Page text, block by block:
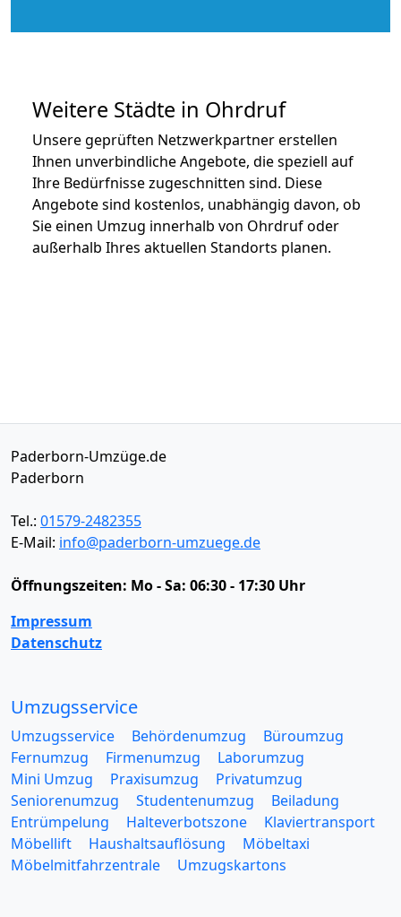
Weitere Städte in Ohrdruf
Unsere geprüften Netzwerkpartner erstellen
Ihnen unverbindliche Angebote, die speziell auf
Ihre Bedürfnisse zugeschnitten sind. Diese
Angebote sind kostenlos, unabhängig davon, ob
Sie einen Umzug innerhalb von Ohrdruf oder
außerhalb Ihres aktuellen Standorts planen.
Paderborn-Umzüge.de
Paderborn
Tel.: 01579-2482355
E-Mail: info@paderborn-umzuege.de
Öffnungszeiten: Mo - Sa: 06:30 - 17:30 Uhr
Impressum
Datenschutz
Umzugsservice
Umzugsservice Behördenumzug
Büroumzug
Fernumzug
Firmenumzug
Laborumzug
Mini Umzug
Praxisumzug
Privatumzug
Seniorenumzug
Studentenumzug
Beiladung
Entrümpelung
Halteverbotszone
Klaviertransport
Möbellift
Haushaltsauflösung
Möbeltaxi
Möbelmitfahrzentrale
Umzugskartons